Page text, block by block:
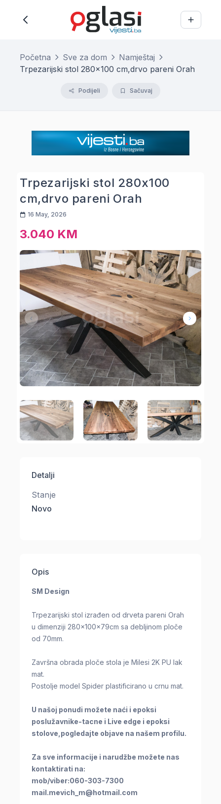
Početna Sve za dom
Namještaj
Trpezarijski stol 280x100 cm,drvo pareni Orah
Podijeli Sačuvaj
Trpezarijski stol 280x100
cm,drvo pareni Orah
16 May, 2026
3.040 KM
Detalji
Stanje
Novo
Opis
SM Design
Trpezarijski stol izrađen od drveta pareni Orah
u dimenziji 280x100x79cm sa debljinom ploče
od 70mm.
Završna obrada ploče stola je Milesi 2K PU lak
mat.
Postolje model Spider plastificirano u crnu mat.
U našoj ponudi možete naći i epoksi
poslužavnike-tacne i Live edge i epoksi
stolove,pogledajte objave na našem profilu.
Za sve informacije i narudžbe možete nas
kontaktirati na:
mob/viber:060-303-7300
mail.mevich_m@hotmail.com